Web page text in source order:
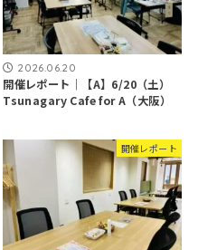
2026.06.20
開催レポート｜【A】6/20（土）
Tsunagary Cafe for A（大阪）
開催レポート